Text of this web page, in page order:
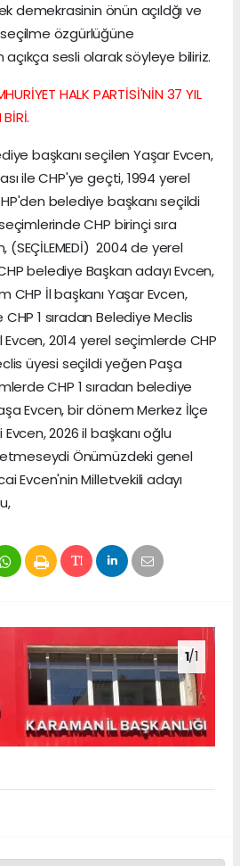
demekrasinin önün açıldğı ve
özgürlüğüne
sesli olarak söyleye biliriz.
HALK PARTİSİ'NİN 37 YIL
başkanı seçilen Yaşar Evcen,
ile CHP'ye geçti, 1994 yerel
belediye başkanı seçildi
CHP birinçi sıra
(SEÇİLEMEDİ) 2004 de yerel
belediye Başkan adayı Evcen,
CHP İl başkanı Yaşar Evcen,
1 sıradan Belediye Meclis
2014 yerel seçimlerde CHP
üyesi seçildi yeğen Paşa
CHP 1 sıradan belediye
Evcen, bir dönem Merkez İlçe
2026 il başkanı oğlu
Önümüzdeki genel
Evcen'nin Milletvekili adayı
1/1